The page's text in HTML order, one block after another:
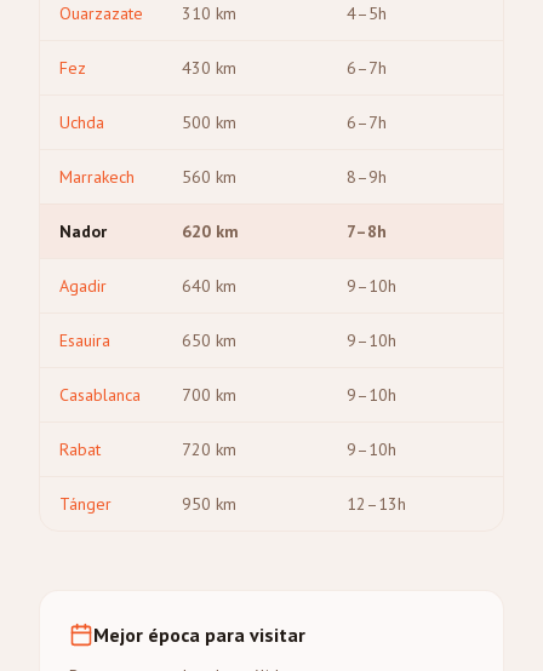
Ouarzazate 310 km 4–5h
Fez 430 km 6–7h
Uchda 500 km 6–7h
Marrakech 560 km 8–9h
Nador 620 km 7–8h
Agadir 640 km 9–10h
Esauira 650 km 9–10h
Casablanca 700 km 9–10h
Rabat 720 km 9–10h
Tánger 950 km 12–13h
Mejor época para visitar